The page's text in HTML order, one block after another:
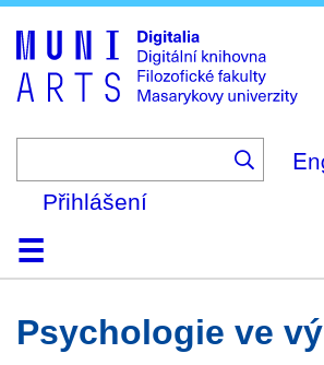
to
main
content
Přihlášení
DomůKolekce
Prohlížení
Vyhledávání
O platformě
Nápověda
KontaktDigitalia
psychologie ve